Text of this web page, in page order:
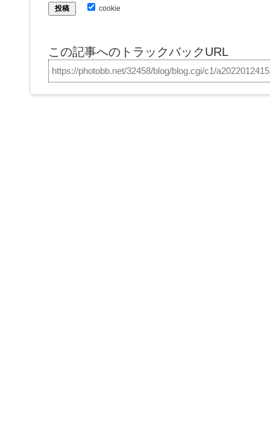
cookie
この記事へのトラックバックURL
https://photobb.net/32458/blog/blog.cgi/c1/